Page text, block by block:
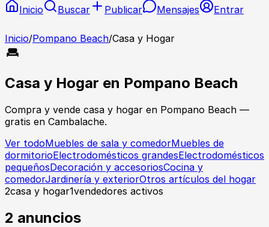
Inicio Buscar Publicar Mensajes Entrar
Inicio/Pompano Beach/Casa y Hogar
Casa y Hogar en Pompano Beach
Compra y vende casa y hogar en Pompano Beach —
gratis en Cambalache.
Ver todoMuebles de sala y comedorMuebles de
dormitorioElectrodomésticos grandesElectrodomésticos
pequeñosDecoración y accesoriosCocina y
comedorJardinería y exteriorOtros artículos del hogar
2casa y hogar1vendedores activos
2 anuncios